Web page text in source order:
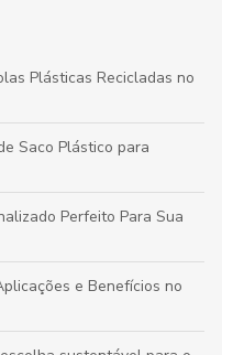
Plásticas Recicladas no
Saco Plástico para
Perfeito Para Sua
e Benefícios no